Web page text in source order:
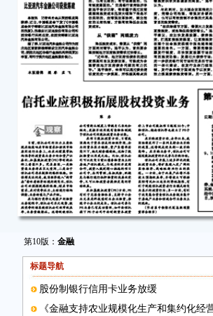
第10版： 金融
标题导航
股份制银行信用卡业务放缓
《金融支持农业规模化生产和集约化经